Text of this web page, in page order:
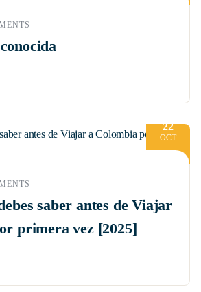
22
OCT
saber antes de Viajar
primera vez [2025]